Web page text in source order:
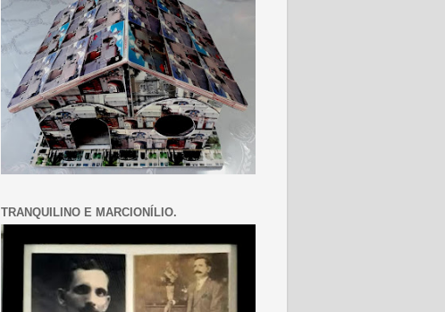
TRANQUILINO E MARCIONÍLIO.